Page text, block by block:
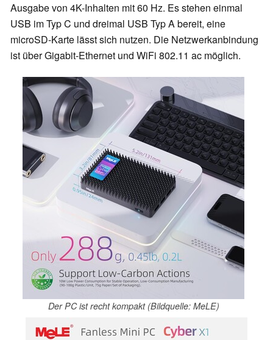
Ausgabe von 4K-Inhalten mit 60 Hz. Es stehen einmal
USB im Typ C und dreimal USB Typ A bereit, eine
microSD-Karte lässt sich nutzen. Die Netzwerkanbindung
ist über Gigabit-Ethernet und WiFi 802.11 ac möglich.
Der PC ist recht kompakt (Bildquelle: MeLE)